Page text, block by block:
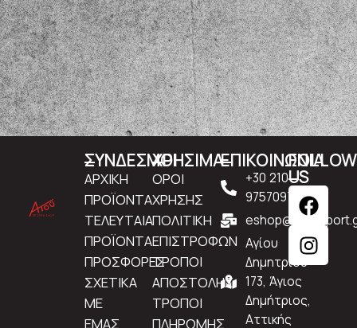
ΣΥΝΔΕΣΜΟΙ
ΑΡΧΙΚΗ
ΠΡΟΪΟΝΤΑ
ΤΕΛΕΥΤΑΙΑ
ΠΡΟΪΟΝΤΑ
ΠΡΟΣΦΟΡΕΣ
ΣΧΕΤΙΚΑ
ΜΕ
ΕΜΑΣ
ΧΡΗΣΙΜΑ
ΟΡΟΙ
ΧΡΗΣΗΣ
ΠΟΛΙΤΙΚΗ
ΕΠΙΣΤΡΟΦΩΝ
ΤΡΟΠΟΙ
ΑΠΟΣΤΟΛΗΣ
ΤΡΟΠΟΙ
ΠΛΗΡΩΜΗΣ
ΕΠΙΚΟΙΝΩΝΙΑ
+30 210
9757097
Αγίου
Δημητρίου
173, Άγιος
Δημήτριος,
Αττικής
FOLLOW
US